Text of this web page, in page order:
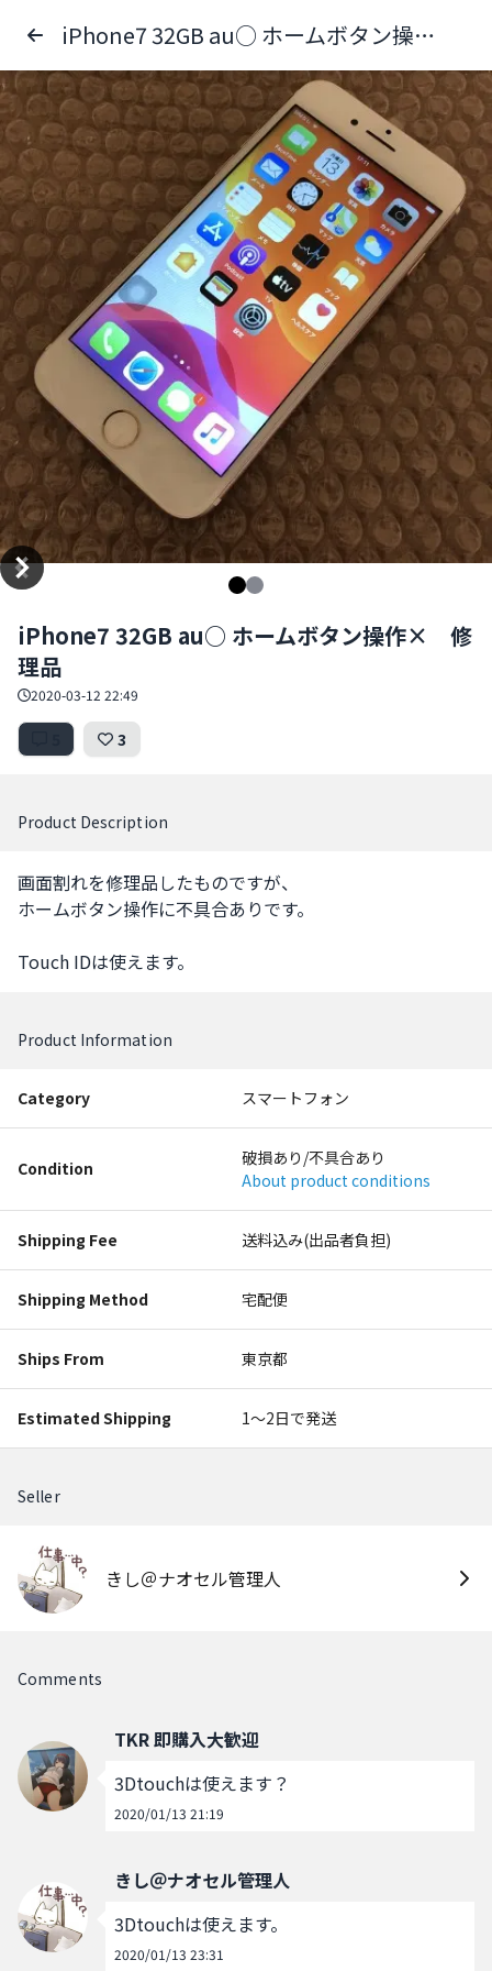
iPhone7 32GB au○ ホームボタン操作× 修理品
iPhone7 32GB au○ ホームボタン操作× 修
理品
2020-03-12 22:49
3
Product Description
画面割れを修理品したものですが、
ホームボタン操作に不具合ありです。
Touch IDは使えます。
Product Information
Category スマートフォン
Condition
破損あり/不具合あり
About product conditions
Shipping Fee 送料込み(出品者負担)
Shipping Method 宅配便
Ships From 東京都
Estimated Shipping 1〜2日で発送
Seller
きし＠ナオセル管理人
Comments
TKR 即購入大歓迎
3Dtouchは使えます？
2020/01/13 21:19
きし＠ナオセル管理人
3Dtouchは使えます。
2020/01/13 23:31